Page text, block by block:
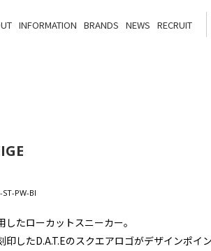
INFORMATION BRANDS NEWS RECRUIT
ST-PW-BI
たローカットスニーカー。
したD.A.T.Eのスクエアロゴがデザインポイン